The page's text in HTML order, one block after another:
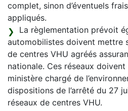
complet, sinon d’éventuels
appliqués.
La règlementation prévoit
automobilistes doivent mettre
de centres VHU agréés
nationale. Ces réseaux doivent
ministère chargé de
dispositions de l’arrêté du 27
réseaux de centres VHU.